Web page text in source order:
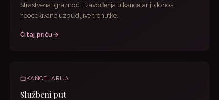
Strastvena igra moći i zavođenja u kancelariji donosi
neocekivane uzbudljive trenutke.
Čitaj priču
KANCELARIJA
Službeni put